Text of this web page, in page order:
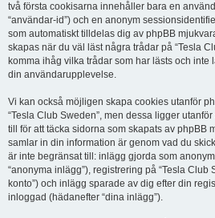
två första cookisarna innehåller bara en
“användar-id”) och en anonym
som automatiskt tilldelas dig av phpBB
skapas när du väl läst några trådar på “Tesla
komma ihåg vilka trådar som har lästs och inte
din användarupplevelse.
Vi kan också möjligen skapa cookies utanför
“Tesla Club Sweden”, men dessa ligger
till för att täcka sidorna som skapats av phpBB
samlar in din information är genom vad du
är inte begränsat till: inlägg gjorda som
“anonyma inlägg”), registrering på “Tesla Club
konto”) och inlägg sparade av dig efter din
inloggad (hädanefter “dina inlägg”).